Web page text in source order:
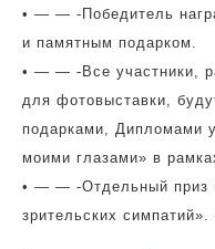
• — — -Победитель
и памятным подарком.
• — — -Все участники,
для фотовыставки,
подарками, Дипломами
моими глазами» в
• — — -Отдельный приз
зрительских